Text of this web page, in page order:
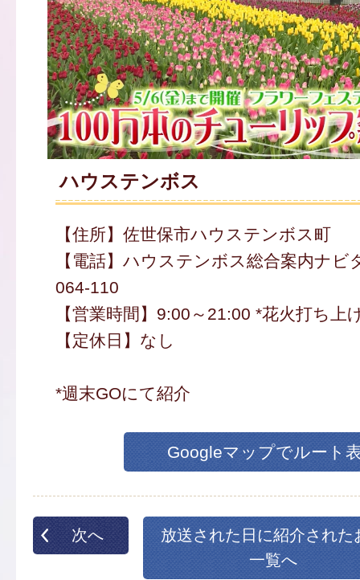
ハウステンボス
【住所】佐世保市ハウステンボス町
【電話】ハウステンボス総合案内ナビ
064-110
【営業時間】9:00～21:00 *花火打ち上
【定休日】なし
*週末GOにて紹介
Googleマップでルート
次へ
放送された日に紹介された
一覧へ